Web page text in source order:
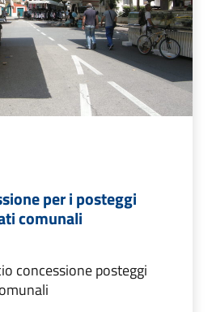
per i posteggi
comunali
concessione posteggi